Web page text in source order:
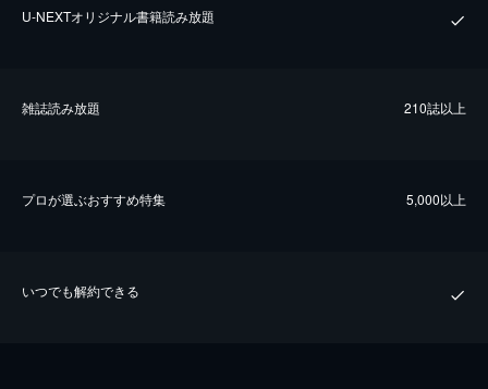
U-NEXTオリジナル書籍読み放題
雑誌読み放題 210誌以上
プロが選ぶおすすめ特集 5,000以上
いつでも解約できる